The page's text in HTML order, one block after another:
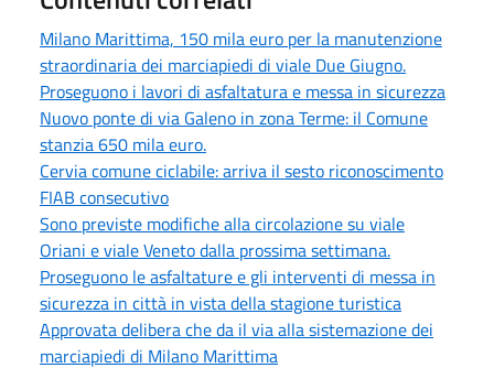
Milano Marittima, 150 mila euro per la manutenzione
straordinaria dei marciapiedi di viale Due Giugno.
Proseguono i lavori di asfaltatura e messa in sicurezza
Nuovo ponte di via Galeno in zona Terme: il Comune
stanzia 650 mila euro.
Cervia comune ciclabile: arriva il sesto riconoscimento
FIAB consecutivo
Sono previste modifiche alla circolazione su viale
Oriani e viale Veneto dalla prossima settimana.
Proseguono le asfaltature e gli interventi di messa in
sicurezza in città in vista della stagione turistica
Approvata delibera che da il via alla sistemazione dei
marciapiedi di Milano Marittima